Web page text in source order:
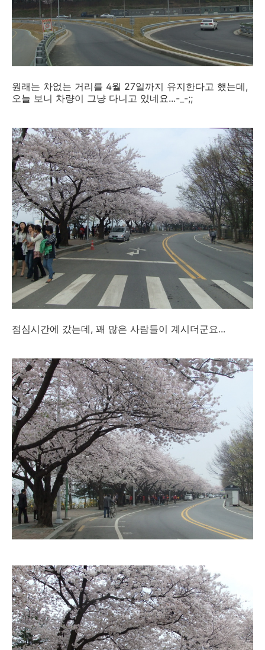
원래는 차없는 거리를 4월 27일까지 유지한다고 했는데,
오늘 보니 차량이 그냥 다니고 있네요...-_-;;
점심시간에 갔는데, 꽤 많은 사람들이 계시더군요...